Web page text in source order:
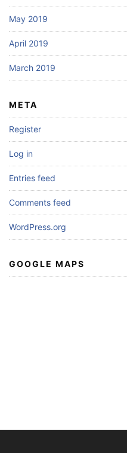
May 2019
April 2019
March 2019
META
Register
Log in
Entries feed
Comments feed
WordPress.org
GOOGLE MAPS